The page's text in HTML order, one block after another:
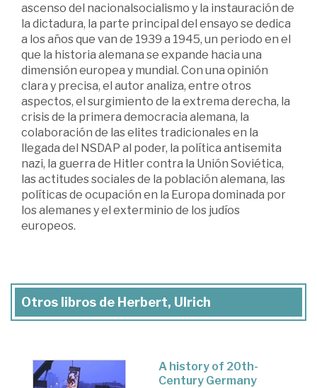
ascenso del nacionalsocialismo y la instauración de
la dictadura, la parte principal del ensayo se dedica
a los años que van de 1939 a 1945, un periodo en el
que la historia alemana se expande hacia una
dimensión europea y mundial. Con una opinión
clara y precisa, el autor analiza, entre otros
aspectos, el surgimiento de la extrema derecha, la
crisis de la primera democracia alemana, la
colaboración de las elites tradicionales en la
llegada del NSDAP al poder, la política antisemita
nazi, la guerra de Hitler contra la Unión Soviética,
las actitudes sociales de la población alemana, las
políticas de ocupación en la Europa dominada por
los alemanes y el exterminio de los judíos
europeos.
Otros libros de Herbert, Ulrich
A history of 20th-
Century Germany